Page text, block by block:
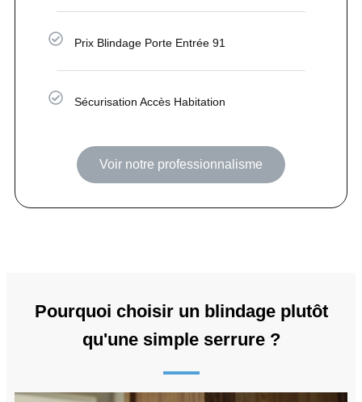
Prix Blindage Porte Entrée 91
Sécurisation Accès Habitation
Voir notre professionnalisme
Pourquoi choisir un blindage plutôt
qu'une simple serrure ?